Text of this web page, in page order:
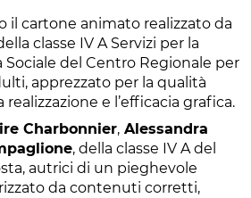
il cartone animato realizzato da
classe IV A Servizi per la
Sociale del Centro Regionale per
apprezzato per la qualità
e l’efficacia grafica.
Charbonnier, Alessandra
, della classe IV A del
autrici di un pieghevole
da contenuti corretti,